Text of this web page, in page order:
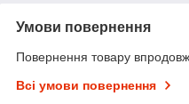
Умови повернення
Повернення товару
Всі умови повернення